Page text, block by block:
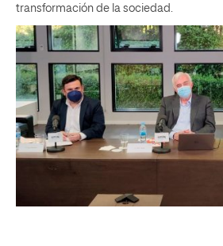
transformación de la sociedad.